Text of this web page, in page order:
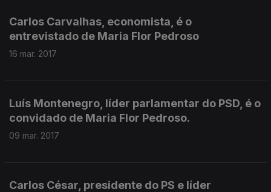
Carlos Carvalhas, economista, é o
entrevistado de Maria Flor Pedroso
16 mar. 2017
Luís Montenegro, líder parlamentar do PSD, é o
convidado de Maria Flor Pedroso.
09 mar. 2017
Carlos César, presidente do PS e líder